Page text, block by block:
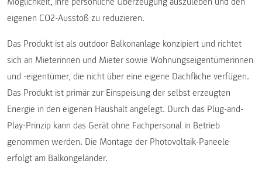
eigenen CO2-Ausstoß zu reduzieren.
Das Produkt ist als outdoor Balkonanlage konzipiert und richtet
sich an Mieterinnen und Mieter sowie Wohnungseigentümerinnen
und -eigentümer, die nicht über eine eigene Dachfläche verfügen.
Das Produkt ist primär zur Einspeisung der selbst erzeugten
Energie in den eigenen Haushalt angelegt. Durch das Plug-and-
Play-Prinzip kann das Gerät ohne Fachpersonal in Betrieb
genommen werden. Die Montage der Photovoltaik-Paneele
erfolgt am Balkongeländer.